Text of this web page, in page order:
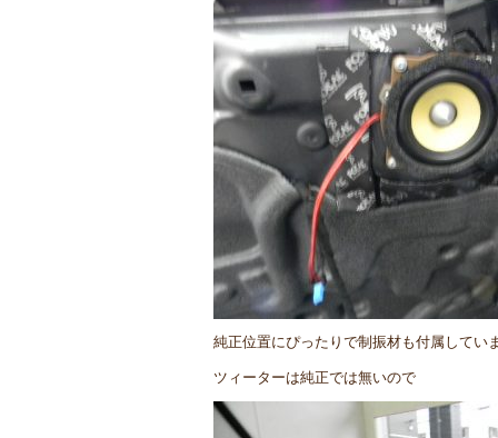
純正位置にぴったりで制振材も付属してい
ツィーターは純正では無いので